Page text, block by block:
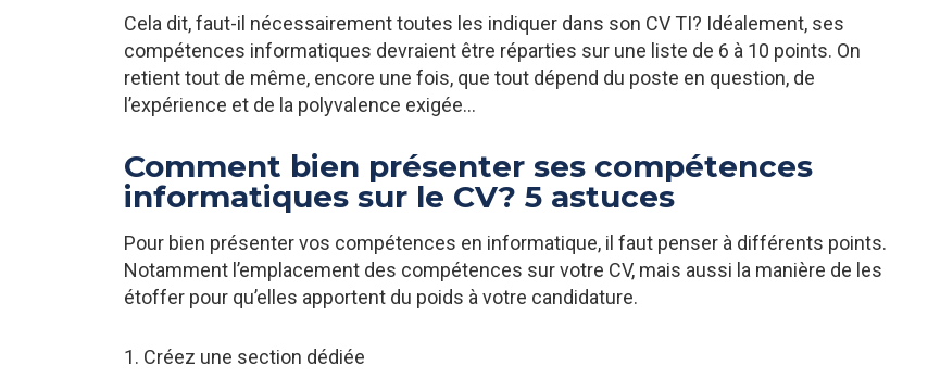
Cela dit, faut-il nécessairement toutes les indiquer dans son CV TI? Idéalement, ses
compétences informatiques devraient être réparties sur une liste de 6 à 10 points. On
retient tout de même, encore une fois, que tout dépend du poste en question, de
l’expérience et de la polyvalence exigée…
Comment bien présenter ses compétences
informatiques sur le CV? 5 astuces
Pour bien présenter vos compétences en informatique, il faut penser à différents points.
Notamment l’emplacement des compétences sur votre CV, mais aussi la manière de les
étoffer pour qu’elles apportent du poids à votre candidature.
1. Créez une section dédiée